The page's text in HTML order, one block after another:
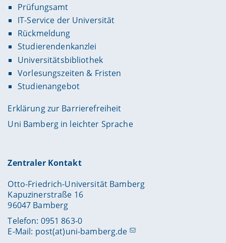
Prüfungsamt
IT-Service der Universität
Rückmeldung
Studierendenkanzlei
Universitätsbibliothek
Vorlesungszeiten & Fristen
Studienangebot
Erklärung zur Barrierefreiheit
Uni Bamberg in leichter Sprache
Zentraler Kontakt
Otto-Friedrich-Universität Bamberg
Kapuzinerstraße 16
96047 Bamberg
Telefon: 0951 863-0
E-Mail: post(at)uni-bamberg.de